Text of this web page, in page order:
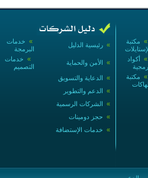
» خدمات
البرمجة
» رئيسية الدليل
» خدمات
التصميم
» الأمن والحماية
» الدعاية والتسويق
» الدعم والتطوير
» الشركات الرسمية
» حجز دومينات
» خدمات الإستضافة
» مكتبة
» أكواد
» مكتبة